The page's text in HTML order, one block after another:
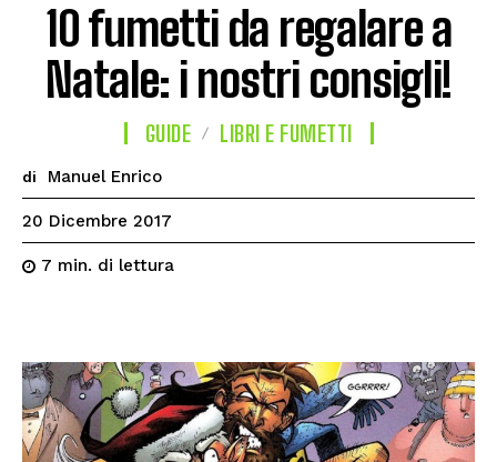
10 fumetti da regalare a
Natale: i nostri consigli!
GUIDE LIBRI E FUMETTI
di Manuel Enrico
20 Dicembre 2017
7 min. di lettura